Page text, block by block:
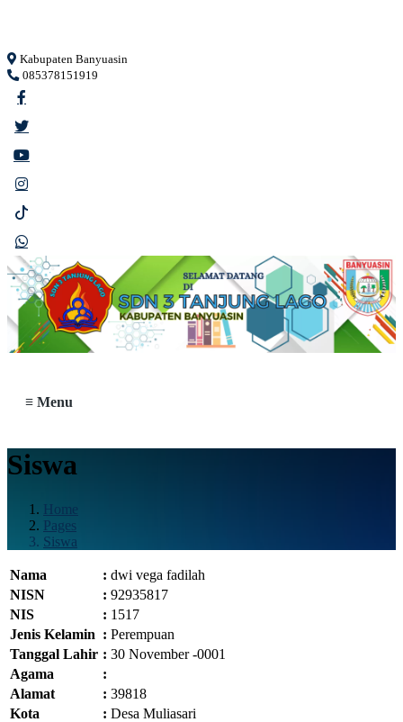
Kabupaten Banyuasin
085378151919
≡ Menu
Siswa
Home
Pages
Siswa
Nama : dwi vega fadilah
NISN
: 92935817
NIS
: 1517
Jenis Kelamin : Perempuan
Tanggal Lahir : 30 November -0001
Agama
:
Alamat
: 39818
Kota
: Desa Muliasari